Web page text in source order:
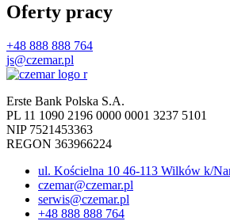
Oferty pracy
+48 888 888 764
js@czemar.pl
Erste Bank Polska S.A.
PL 11 1090 2196 0000 0001 3237 5101
NIP 7521453363
REGON 363966224
ul. Kościelna 10 46-113 Wilków k/
czemar@czemar.pl
serwis@czemar.pl
+48 888 888 764